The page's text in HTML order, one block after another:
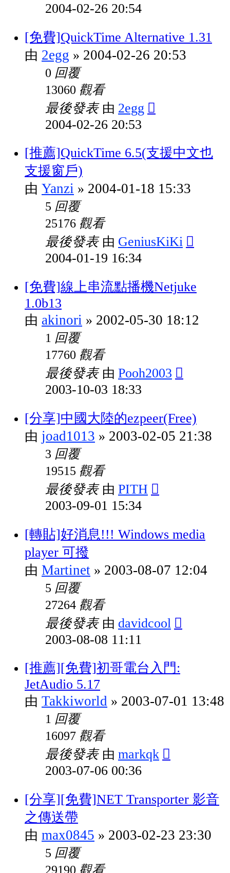
2004-02-26 20:54
[免費]QuickTime Alternative 1.31
由 2egg » 2004-02-26 20:53
0 回覆
13060 觀看
最後發表 由 2egg
2004-02-26 20:53
[推薦]QuickTime 6.5(支援中文也
支援窗戶)
由 Yanzi » 2004-01-18 15:33
5 回覆
25176 觀看
最後發表 由 GeniusKiKi
2004-01-19 16:34
[免費]線上串流點播機Netjuke
1.0b13
由 akinori » 2002-05-30 18:12
1 回覆
17760 觀看
最後發表 由 Pooh2003
2003-10-03 18:33
[分享]中國大陸的ezpeer(Free)
由 joad1013 » 2003-02-05 21:38
3 回覆
19515 觀看
最後發表 由 PITH
2003-09-01 15:34
[轉貼]好消息!!! Windows media
player 可撥
由 Martinet » 2003-08-07 12:04
5 回覆
27264 觀看
最後發表 由 davidcool
2003-08-08 11:11
[推薦][免費]初哥電台入門:
JetAudio 5.17
由 Takkiworld » 2003-07-01 13:48
1 回覆
16097 觀看
最後發表 由 markqk
2003-07-06 00:36
[分享][免費]NET Transporter 影音
之傳送帶
由 max0845 » 2003-02-23 23:30
5 回覆
29190 觀看